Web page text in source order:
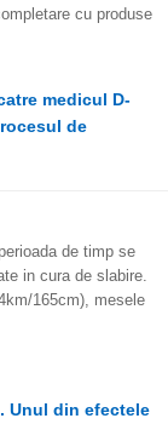
cu produse
medicul D-
de
de timp se
in cura de slabire.
165cm), mesele
Unul din efectele